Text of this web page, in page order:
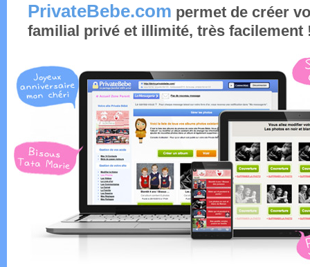
PrivateBebe.com permet de créer
familial privé et illimité, très facilement